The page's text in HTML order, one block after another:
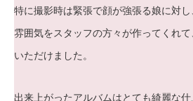
特に撮影時は緊張で顔が強張る娘に対
雰囲気をスタッフの方々が作ってくれ
いただけました。
出来上がったアルバムはとても綺麗な